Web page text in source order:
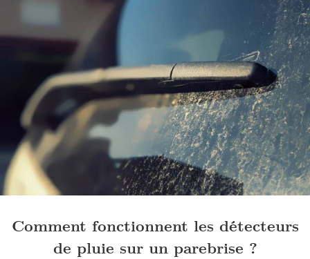
Comment fonctionnent les détecteurs
de pluie sur un parebrise ?